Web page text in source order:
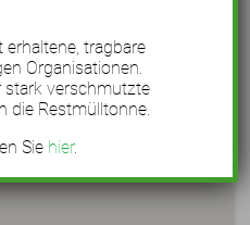
erhaltene, tragbare
Organisationen.
stark verschmutzte
die Restmülltonne.
Sie hier.